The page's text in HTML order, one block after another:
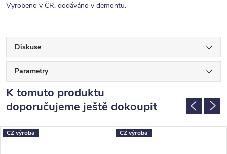
Vyrobeno v ČR, dodáváno v demontu.
Diskuse
Parametry
K tomuto produktu
doporučujeme ještě dokoupit
CZ výroba CZ výroba